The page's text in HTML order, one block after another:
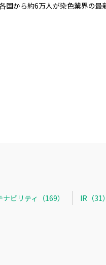
から約6万人が染色業界の
ナビリティ（169） IR（31）